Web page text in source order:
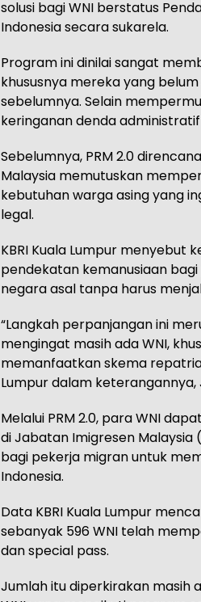
solusi bagi WNI berstatus
Indonesia secara sukarela.
Program ini dinilai sangat
khususnya mereka yang
sebelumnya. Selain
keringanan denda
Sebelumnya, PRM 2.0
Malaysia memutuskan
kebutuhan warga asing yang
legal.
KBRI Kuala Lumpur menyebut
pendekatan kemanusiaan
negara asal tanpa harus
“Langkah perpanjangan ini
mengingat masih ada WNI,
memanfaatkan skema
Lumpur dalam
Melalui PRM 2.0, para WNI
di Jabatan Imigresen
bagi pekerja migran untuk
Indonesia.
Data KBRI Kuala Lumpur
sebanyak 596 WNI telah
dan special pass.
Jumlah itu diperkirakan masih